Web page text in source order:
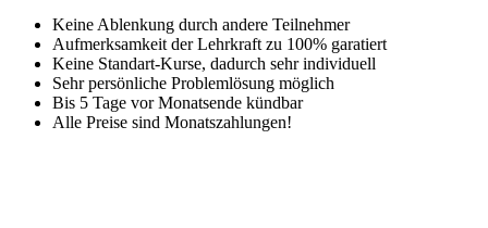
Keine Ablenkung durch andere Teilnehmer
Aufmerksamkeit der Lehrkraft zu 100% garatiert
Keine Standart-Kurse, dadurch sehr individuell
Sehr persönliche Problemlösung möglich
Bis 5 Tage vor Monatsende kündbar
Alle Preise sind Monatszahlungen!